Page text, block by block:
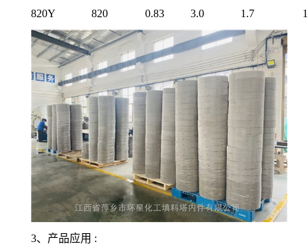
820Y 820 0.83 3.0 1.7
3、产品应用 :